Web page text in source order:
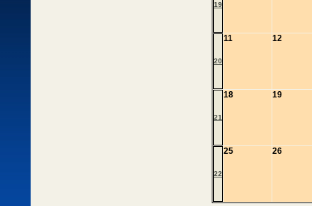
19
20
11 12
21
18 19
22
25 26